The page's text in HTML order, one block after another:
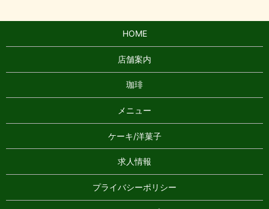
HOME
店舗案内
珈琲
メニュー
ケーキ/洋菓子
求人情報
プライバシーポリシー